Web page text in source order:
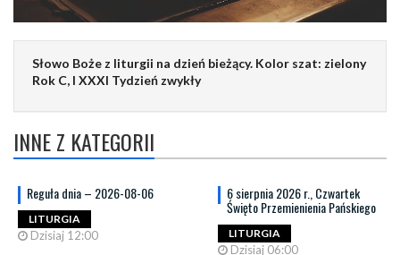
Słowo Boże z liturgii na dzień bieżący. Kolor szat: zielony
Rok C, I XXXI Tydzień zwykły
INNE Z KATEGORII
Reguła dnia – 2026-08-06
LITURGIA
Dzisiaj 12:00
6 sierpnia 2026 r., Czwartek
Święto Przemienienia Pańskiego
LITURGIA
Dzisiaj 06:00